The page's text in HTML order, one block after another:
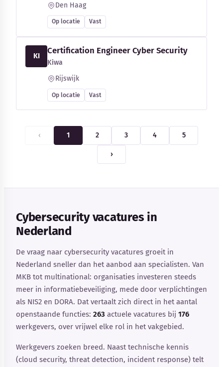
Den Haag
Op locatie Vast
KI
Certification Engineer Cyber Security
Kiwa
Rijswijk
Op locatie Vast
‹ 1 2 3 4 5
›
Cybersecurity vacatures in
Nederland
De vraag naar cybersecurity vacatures groeit in
Nederland sneller dan het aanbod aan specialisten. Van
MKB tot multinational: organisaties investeren steeds
meer in informatiebeveiliging, mede door verplichtingen
als NIS2 en DORA. Dat vertaalt zich direct in het aantal
openstaande functies: 263 actuele vacatures bij 176
werkgevers, over vrijwel elke rol in het vakgebied.
Werkgevers zoeken breed. Naast technische kennis
(cloud security, threat detection, incident response) telt